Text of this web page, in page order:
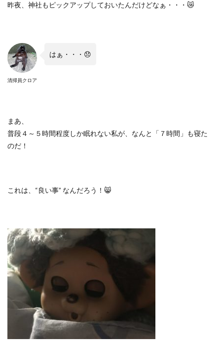
昨夜、神社もピックアップしておいたんだけどなぁ・・・ 😿
清掃員クロア
はぁ・・・ 😞
まあ、
普段４～５時間程度しか眠れない私が、なんと「７時間」も寝た
のだ！
これは、 “良い事” なんだろう！ 😸